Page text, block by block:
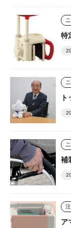
特
補
ア